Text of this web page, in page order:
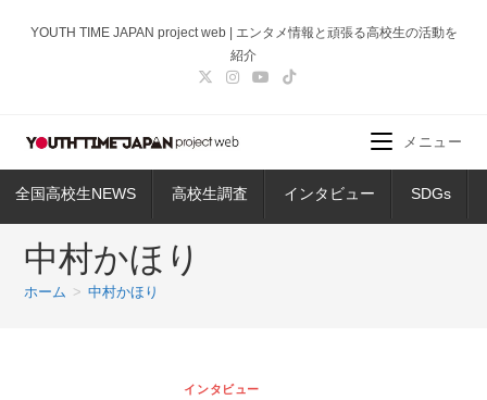
ス
ッ
YOUTH TIME JAPAN project web | エンタメ情報と頑張る高校生の活動を
紹介
全国高校生NEWS 高校生調査 インタビュー SDGs
メニュー
中村かほり
ホーム > 中村かほり
インタビュー